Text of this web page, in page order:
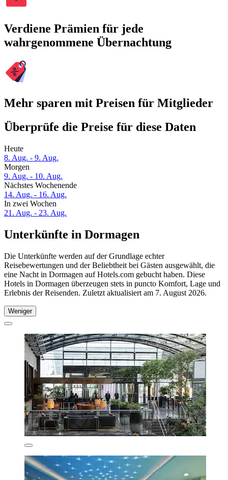
Verdiene Prämien für jede
wahrgenommene Übernachtung
Mehr sparen mit Preisen für Mitglieder
Überprüfe die Preise für diese Daten
Heute
8. Aug. - 9. Aug.
Morgen
9. Aug. - 10. Aug.
Nächstes Wochenende
14. Aug. - 16. Aug.
In zwei Wochen
21. Aug. - 23. Aug.
Unterkünfte in Dormagen
Die Unterkünfte werden auf der Grundlage echter
Reisebewertungen und der Beliebtheit bei Gästen ausgewählt, die
eine Nacht in Dormagen auf Hotels.com gebucht haben. Diese
Hotels in Dormagen überzeugen stets in puncto Komfort, Lage und
Erlebnis der Reisenden. Zuletzt aktualisiert am 7. August 2026.
Weniger